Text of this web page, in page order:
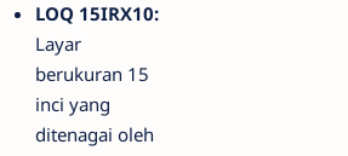
LOQ 15IRX10:
Layar
berukuran 15
inci yang
ditenagai oleh